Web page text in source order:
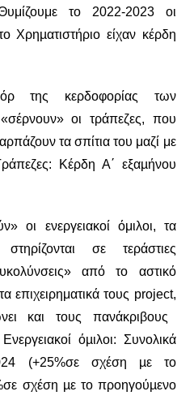
το 2022-2023 οι
Χρηµατιστήριο είχαν κέρδη
της κερδοφορίας των
οι τράπεζες, που
τα σπίτια του μαζί με
Κέρδη Α΄ εξαµήνου
οι ενεργειακοί όμιλοι, τα
σε τεράστιες
από το αστικό
επιχειρηματικά τους project,
και τους πανάκριβους
Ενεργειακοί όµιλοι: Συνολικά
(+25%σε σχέση µε το
σχέση µε το προηγούµενο